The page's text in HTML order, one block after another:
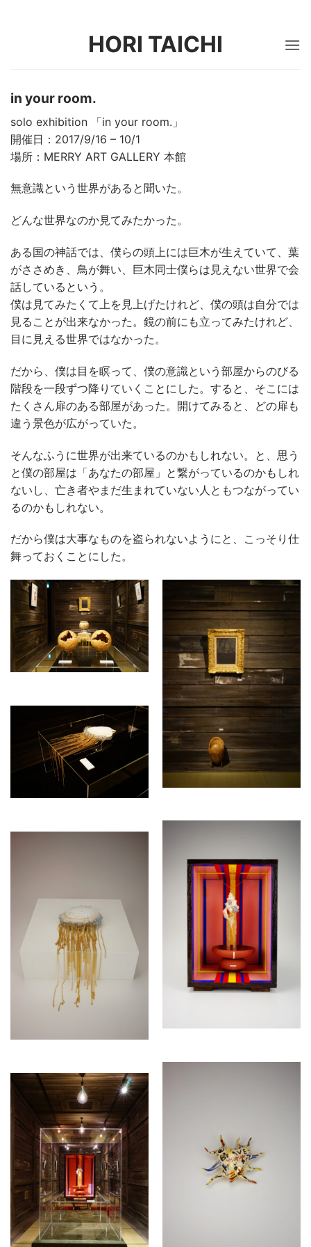
HORI TAICHI
in your room.
solo exhibition 「in your room.」
開催日：2017/9/16 – 10/1
場所：MERRY ART GALLERY 本館
無意識という世界があると聞いた。
どんな世界なのか見てみたかった。
ある国の神話では、僕らの頭上には巨木が生えていて、葉
がささめき、鳥が舞い、巨木同士僕らは見えない世界で会
話しているという。
僕は見てみたくて上を見上げたけれど、僕の頭は自分では
見ることが出来なかった。鏡の前にも立ってみたけれど、
目に見える世界ではなかった。
だから、僕は目を瞑って、僕の意識という部屋からのびる
階段を一段ずつ降りていくことにした。すると、そこには
たくさん扉のある部屋があった。開けてみると、どの扉も
違う景色が広がっていた。
そんなふうに世界が出来ているのかもしれない。と、思う
と僕の部屋は「あなたの部屋」と繋がっているのかもしれ
ないし、亡き者やまだ生まれていない人ともつながってい
るのかもしれない。
だから僕は大事なものを盗られないようにと、こっそり仕
舞っておくことにした。